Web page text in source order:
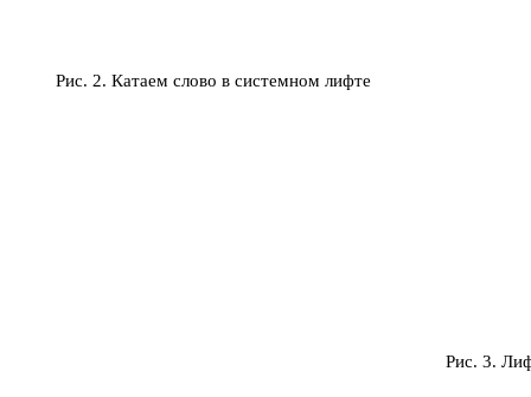
Рис. 2. Катаем слово в системном лифте
Рис. 3.